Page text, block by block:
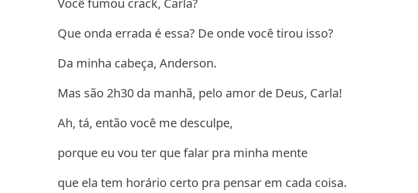
Que onda errada é essa? De onde você tirou isso?
Da minha cabeça, Anderson.
Mas são 2h30 da manhã, pelo amor de Deus, Carla!
Ah, tá, então você me desculpe,
porque eu vou ter que falar pra minha mente
que ela tem horário certo pra pensar em cada coisa.